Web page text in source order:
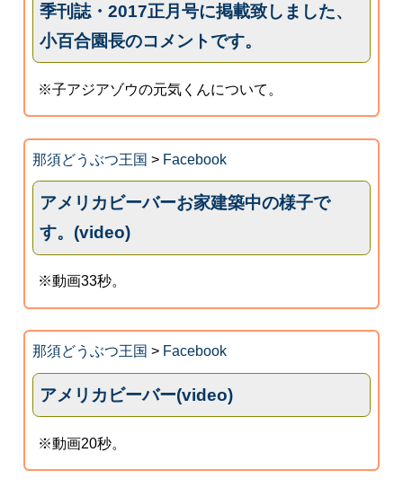
季刊誌・2017正月号に掲載致しました、
小百合園長のコメントです。
※子アジアゾウの元気くんについて。
那須どうぶつ王国 > Facebook
アメリカビーバーお家建築中の様子で
す。(video)
※動画33秒。
那須どうぶつ王国 > Facebook
アメリカビーバー(video)
※動画20秒。